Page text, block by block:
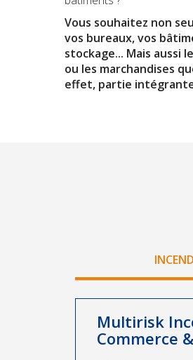
Vous souhaitez non
vos bureaux, vos
stockage... Mais aussi
ou les marchandises
effet, partie
Multirisk
Commerce